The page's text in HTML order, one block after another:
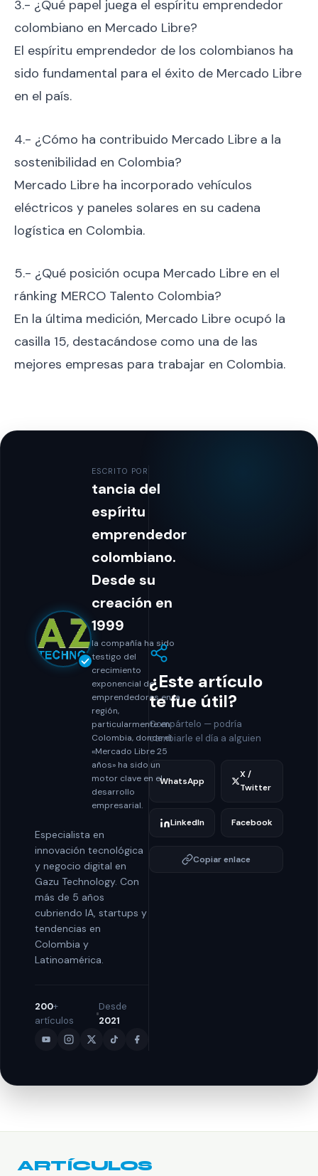
3.- ¿Qué papel juega el espíritu emprendedor
colombiano en Mercado Libre?
El espíritu emprendedor de los colombianos ha
sido fundamental para el éxito de Mercado Libre
en el país.
4.- ¿Cómo ha contribuido Mercado Libre a la
sostenibilidad en Colombia?
Mercado Libre ha incorporado vehículos
eléctricos y paneles solares en su cadena
logística en Colombia.
5.- ¿Qué posición ocupa Mercado Libre en el
ránking MERCO Talento Colombia?
En la última medición, Mercado Libre ocupó la
casilla 15, destacándose como una de las
mejores empresas para trabajar en Colombia.
ESCRITO POR
tancia del
espíritu
emprendedor
colombiano.
Desde su
creación en
1999
la compañía ha sido
testigo del
crecimiento
exponencial de
emprendedores en la
región,
particularmente en
Colombia, donde el
«Mercado Libre 25
años» ha sido un
motor clave en el
desarrollo
empresarial.
Especialista en
innovación tecnológica
y negocio digital en
Gazu Technology. Con
más de 5 años
cubriendo IA, startups y
tendencias en
Colombia y
Latinoamérica.
200+
artículos
Desde
2021
¿Este artículo
te fue útil?
Compártelo — podría
cambiarle el día a alguien
WhatsApp
X /
Twitter
LinkedIn Facebook
Copiar enlace
ARTÍCULOS